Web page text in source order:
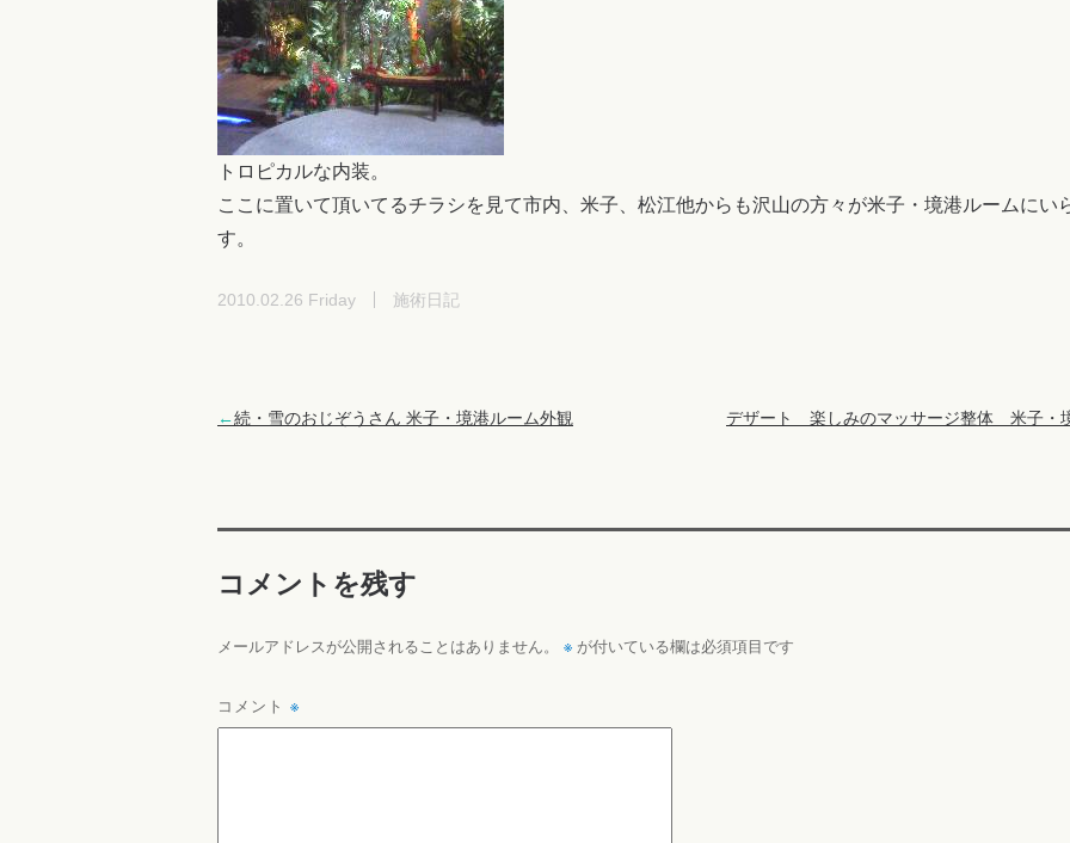
トロピカルな内装。
ここに置いて頂いてるチラシを見て市内、米子、松江他からも沢山の方々が米子・境港ルームにい
す。
2010.02.26 Friday 施術日記
←続・雪のおじぞうさん 米子・境港ルーム外観 デザート 楽しみのマッサージ整体 米子・
コメントを残す
メールアドレスが公開されることはありません。 ※ が付いている欄は必須項目です
コメント ※